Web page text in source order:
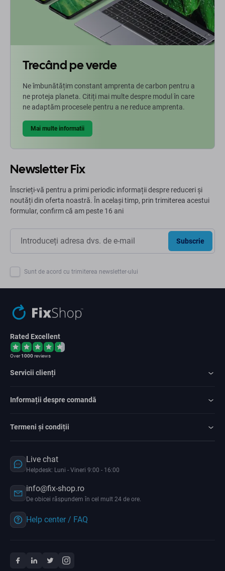
Trecând pe verde
Ne îmbunătățim constant amprenta de carbon pentru a
ne proteja planeta. Citiți mai multe despre modul în care
ne adaptăm procesele pentru a ne reduce amprenta.
Mai multe informatii
Newsletter Fix
Înscrieți-vă pentru a primi periodic informații despre reduceri și
noutăți din oferta noastră. În același timp, prin trimiterea acestui
formular, confirm că am peste 16 ani
Subscrie
Sunt de acord cu trimiterea newsletter-ului
Rated Excellent
Over1000reviews
Servicii clienți
Informații despre comandă
Termeni și condiții
Live chat
Helpdesk: Luni - Vineri 9:00 - 16:00
info@fix-shop.ro
De obicei răspundem în cel mult 24 de ore.
Help center / FAQ